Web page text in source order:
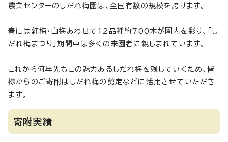
農業センターのしだれ梅園は、全国有数の規模を誇ります。
春には紅梅・白梅あわせて12品種約700本が園内を彩り、「し
だれ梅まつり」期間中は多くの来園者に親しまれています。
これから何年先もこの魅力あるしだれ梅を残していくため、皆
様からのご寄附はしだれ梅の剪定などに活用させていただき
ます。
寄附実績